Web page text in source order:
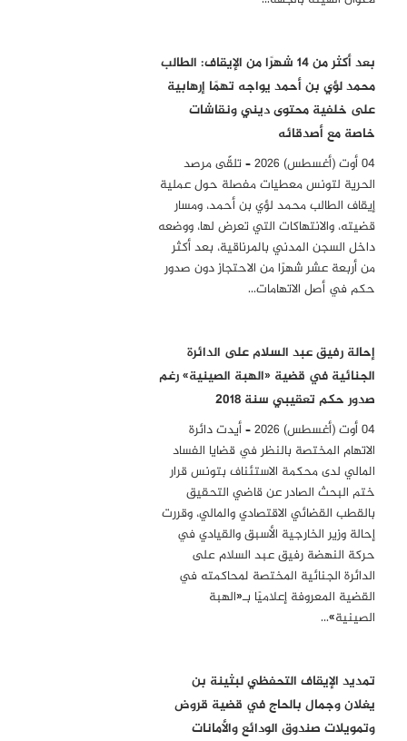
بعد أكثر من 14 شهرًا من الإيقاف: الطالب
محمد لؤي بن أحمد يواجه تهمًا إرهابية
على خلفية محتوى ديني ونقاشات
خاصة مع أصدقائه
04 أوت (أغسطس) 2026 – تلقّى مرصد
الحرية لتونس معطيات مفصلة حول عملية
إيقاف الطالب محمد لؤي بن أحمد، ومسار
قضيته، والانتهاكات التي تعرض لها، ووضعه
داخل السجن المدني بالمرناقية، بعد أكثر
من أربعة عشر شهرًا من الاحتجاز دون صدور
حكم في أصل الاتهامات…
إحالة رفيق عبد السلام على الدائرة
الجنائية في قضية «الهبة الصينية» رغم
صدور حكم تعقيبي سنة 2018
04 أوت (أغسطس) 2026 – أيدت دائرة
الاتهام المختصة بالنظر في قضايا الفساد
المالي لدى محكمة الاستئناف بتونس قرار
ختم البحث الصادر عن قاضي التحقيق
بالقطب القضائي الاقتصادي والمالي، وقررت
إحالة وزير الخارجية الأسبق والقيادي في
حركة النهضة رفيق عبد السلام على
الدائرة الجنائية المختصة لمحاكمته في
القضية المعروفة إعلاميًا بـ«الهبة
الصينية»…
تمديد الإيقاف التحفظي لبثينة بن
يغلان وجمال بالحاج في قضية قروض
وتمويلات صندوق الودائع والأمانات